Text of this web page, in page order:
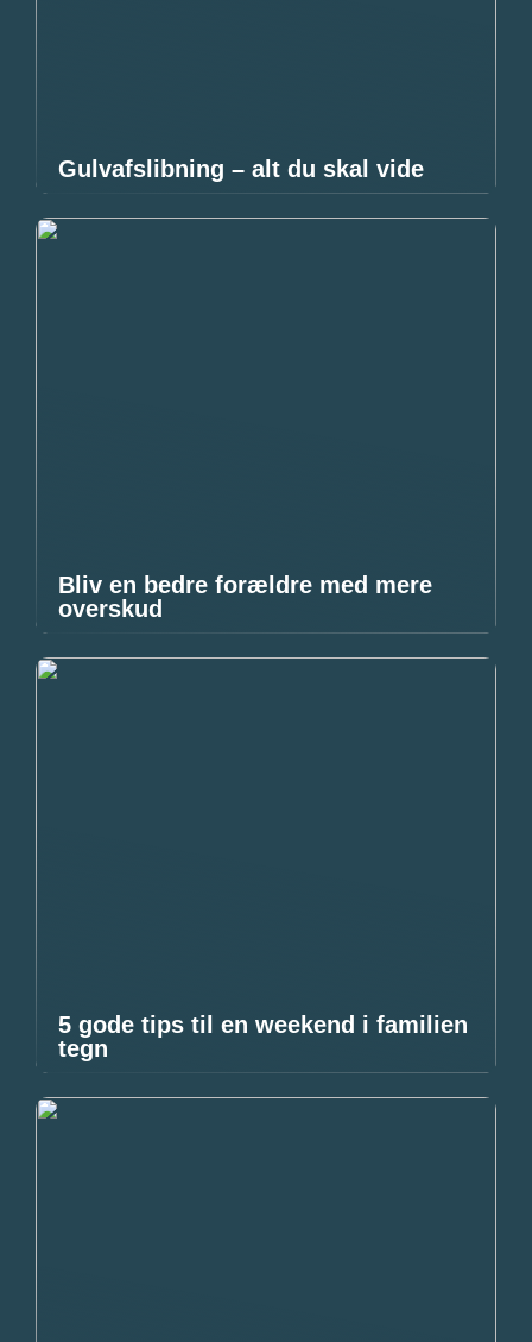
Gulvafslibning – alt du skal vide
Bliv en bedre forældre med mere
overskud
5 gode tips til en weekend i familien
tegn